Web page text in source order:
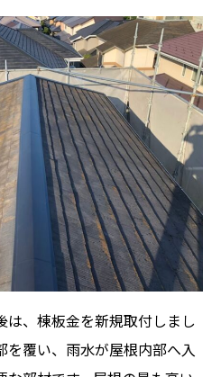
、棟板金を新規取付しまし
を覆い、雨水が屋根内部へ入